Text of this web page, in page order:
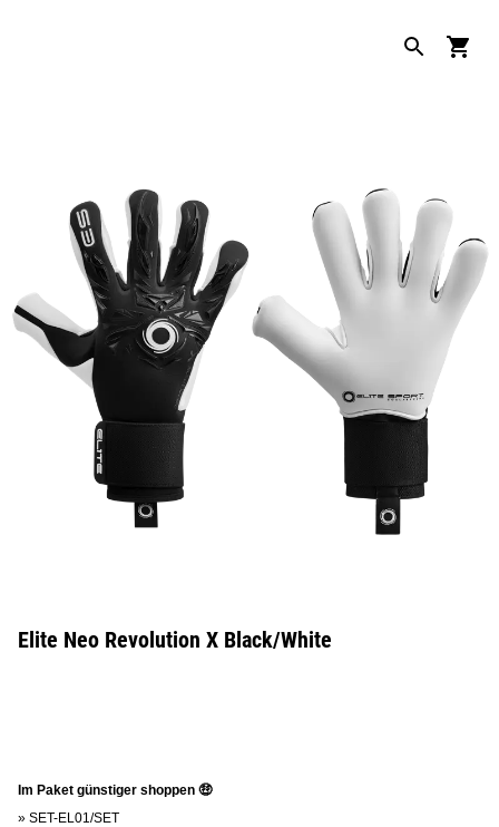
Elite Neo Revolution X Black/White
Im Paket günstiger shoppen 🤑
» SET-EL01/SET